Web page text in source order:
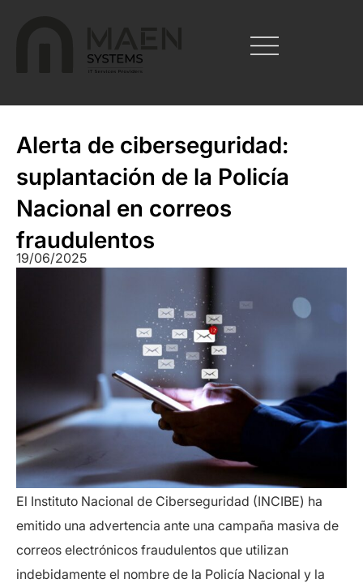
Alerta de ciberseguridad:
suplantación de la Policía
Nacional en correos
fraudulentos
19/06/2025
El Instituto Nacional de Ciberseguridad (INCIBE) ha
emitido una advertencia ante una campaña masiva de
correos electrónicos fraudulentos que utilizan
indebidamente el nombre de la Policía Nacional y la